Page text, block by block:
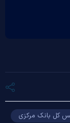
کل بانک مرکزی